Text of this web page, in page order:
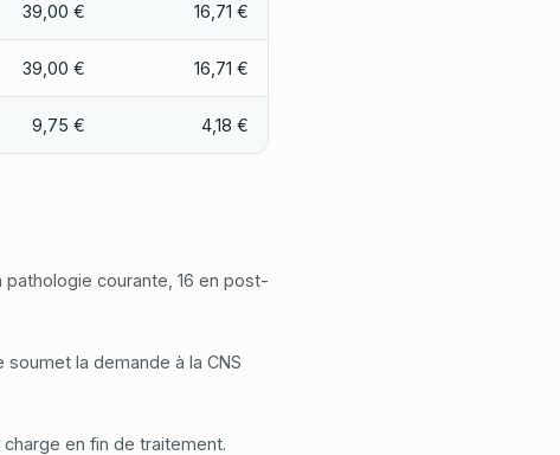
39,00 € 16,71 €
39,00 € 16,71 €
9,75 € 4,18 €
courante, 16 en post-
la demande à la CNS
en fin de traitement.